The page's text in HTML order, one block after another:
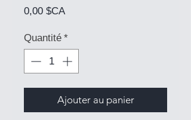
0,00 $CAPrix
Quantité *
Ajouter au panier